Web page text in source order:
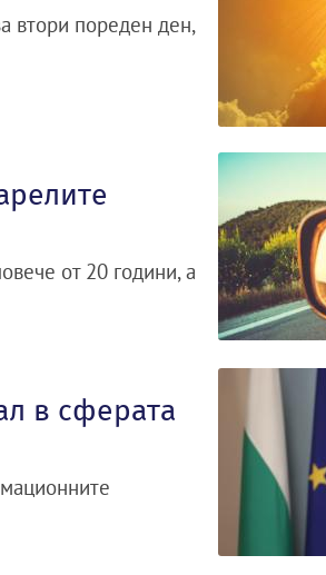
втори пореден ден,
от 20 години, а
в сферата